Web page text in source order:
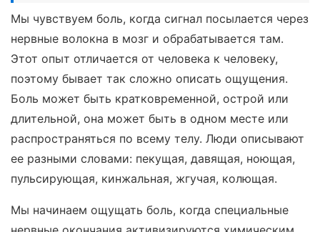
Мы чувствуем боль, когда сигнал посылается через
нервные волокна в мозг и обрабатывается там.
Этот опыт отличается от человека к человеку,
поэтому бывает так сложно описать ощущения.
Боль может быть кратковременной, острой или
длительной, она может быть в одном месте или
распространяться по всему телу. Люди описывают
ее разными словами: пекущая, давящая, ноющая,
пульсирующая, кинжальная, жгучая, колющая.
Мы начинаем ощущать боль, когда специальные